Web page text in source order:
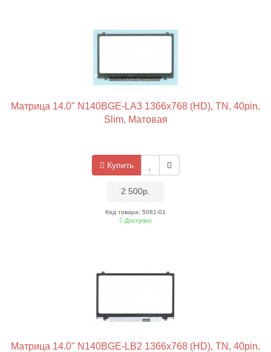
Матрица 14.0" N140BGE-LA3 1366x768 (HD), TN, 40pin,
Slim, Матовая
Купить
2 500р.
Код товара: 5081-01
Доступно
Матрица 14.0" N140BGE-LB2 1366x768 (HD), TN, 40pin,